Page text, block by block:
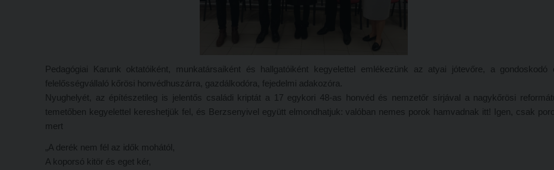
Pedagógiai Karunk oktatóiként, munkatársaiként és hallgatóiként kegyelettel emlékezünk az atyai jótevőre, a gondoskodó
felelősségvállaló kőrösi honvédhuszárra, gazdálkodóra, fejedelmi adakozóra.
Nyughelyét, az építészetileg is jelentős családi kriptát a 17 egykori 48-as honvéd és nemzetőr sírjával a nagykőrösi
temetőben kegyelettel kereshetjük fel, és Berzsenyivel együtt elmondhatjuk: valóban nemes porok hamvadnak itt! Igen, csak
mert
„A derék nem fél az idők mohától,
A koporsó kitör és eget kér,